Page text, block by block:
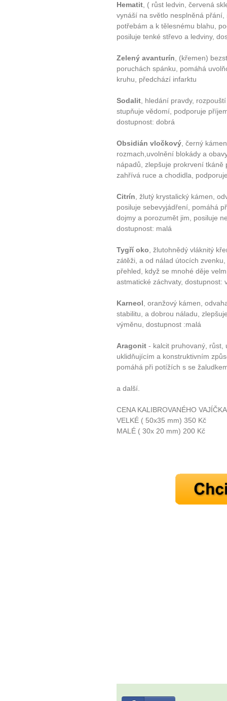
Jak mít více energie
Jak být šťastnější
Hematit , ( růst ledvin, červená
vynáší na světlo nesplněná
potřebám a k tělesnému blahu,
posiluje tenké střevo a ledviny,
Zelený avanturín , (křemen)
poruchách spánku, pomáhá
kruhu, předchází infarktu
Sodalit , hledání pravdy,
stupňuje vědomí, podporuje
dostupnost: dobrá
Obsidián vločkový , černý
rozmach,uvolnění blokády a
nápadů, zlepšuje prokrvení
zahřívá ruce a chodidla,
Citrín , žlutý krystalický kámen,
posiluje sebevyjádření, pomáhá
dojmy a porozumět jim, posiluje
dostupnost: malá
Tygří oko , žlutohnědý vláknitý
zátěži, a od nálad útocích
přehled, když se mnohé děje
astmatické záchvaty, dostupnost:
Karneol , oranžový kámen,
stabilitu, a dobrou náladu,
výměnu, dostupnost :malá
Aragonit - kalcit pruhovaný,
uklidňujícím a konstruktivním
pomáhá při potížích s se
a další.
CENA KALIBROVANÉHO VAJÍČKA
VELKÉ ( 50x35 mm) 350 Kč
MALÉ ( 30x 20 mm) 200 Kč